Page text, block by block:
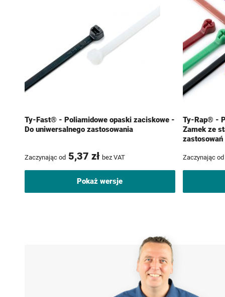
Ty-Fast® - Poliamidowe opaski zaciskowe -
Do uniwersalnego zastosowania
Zaczynając od 5,37 zł bez VAT
Pokaż wersje
Ty-Rap® -
Zamek ze
Zaczynając od